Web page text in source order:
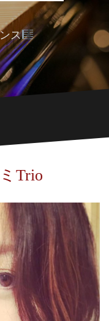
ス
Trio